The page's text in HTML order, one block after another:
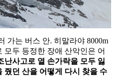
가는 버스 안. 히말라야 8000m
모두 등정한 장애 산악인은 어
난사고로 열 손가락을 모두 잃
줬던 산을 어떻게 다시 찾을 수